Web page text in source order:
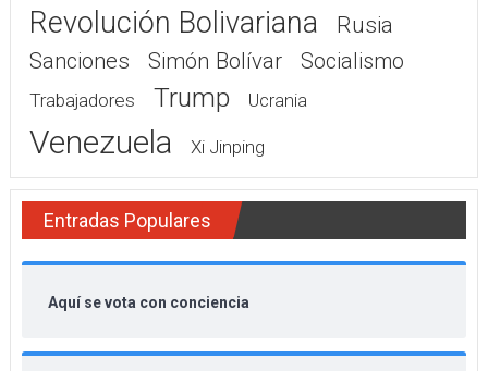
Revolución Bolivariana
Rusia
Sanciones
Simón Bolívar Socialismo
Trabajadores Trump Ucrania
Venezuela Xi Jinping
Entradas Populares
Aquí se vota con conciencia